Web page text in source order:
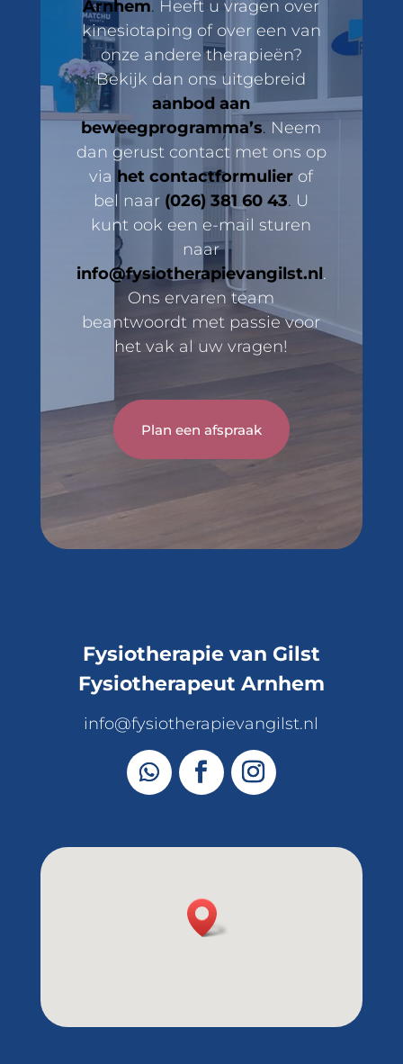
Arnhem. Heeft u vragen over
kinesiotaping of over een van
onze andere therapieën?
Bekijk dan ons uitgebreid
aanbod aan
beweegprogramma’s. Neem
dan gerust contact met ons op
via het contactformulier of
bel naar (026) 381 60 43. U
kunt ook een e-mail sturen
naar
info@fysiotherapievangilst.nl.
Ons ervaren team
beantwoordt met passie voor
het vak al uw vragen!
Plan een afspraak
Fysiotherapie van Gilst
Fysiotherapeut Arnhem
info@fysiotherapievangilst.nl